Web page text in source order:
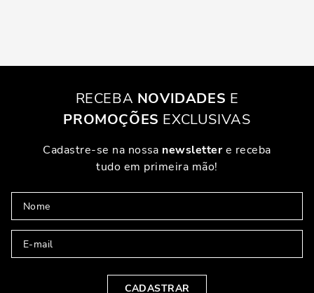
RECEBA NOVIDADES E
PROMOÇÕES EXCLUSIVAS
Cadastre-se na nossa newslettere receba
tudo em primeira mão!
CADASTRAR